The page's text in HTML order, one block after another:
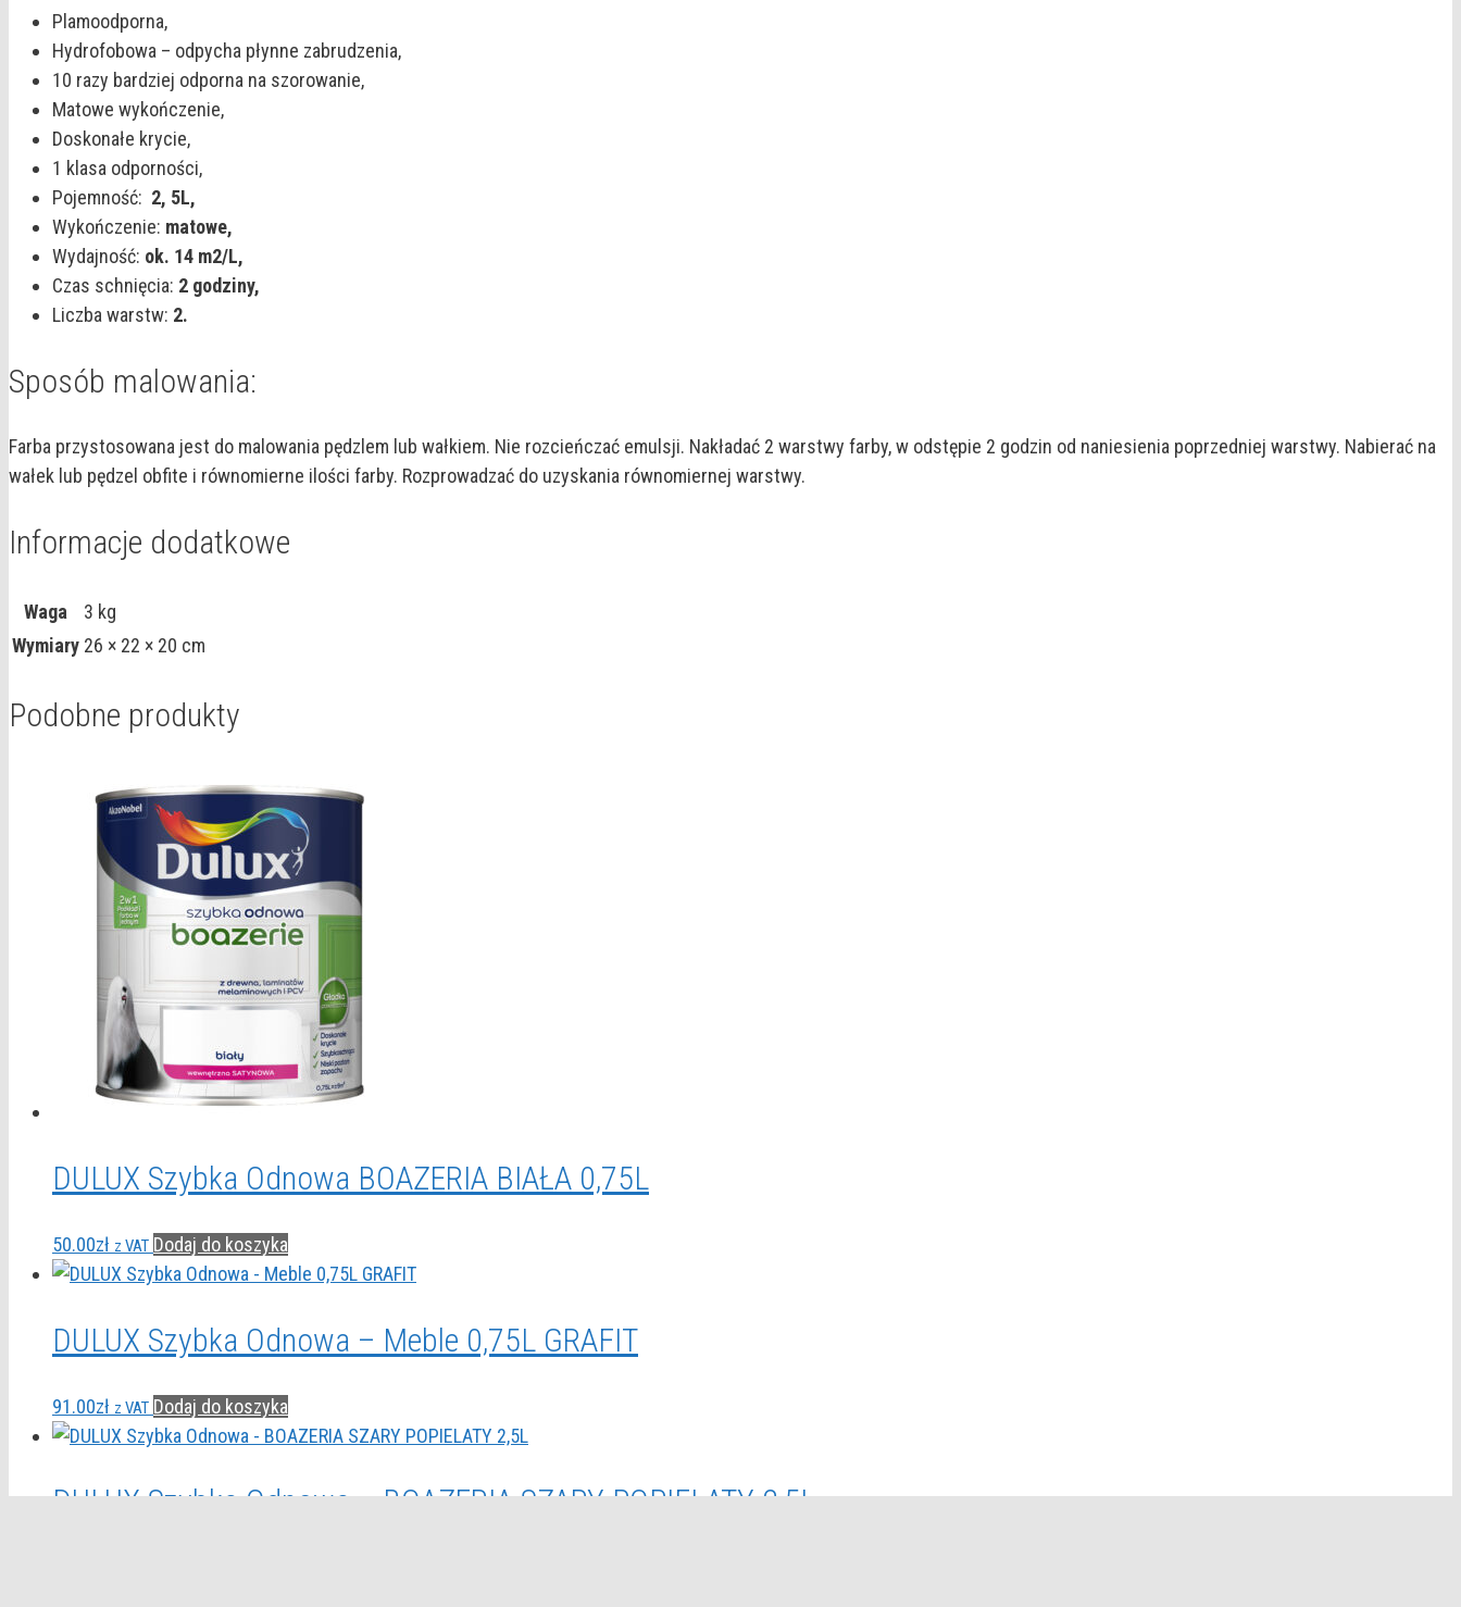
Plamoodporna,
Hydrofobowa – odpycha płynne zabrudzenia,
10 razy bardziej odporna na szorowanie,
Matowe wykończenie,
Doskonałe krycie,
1 klasa odporności,
Pojemność: 2, 5L,
Wykończenie: matowe,
Wydajność: ok. 14 m2/L,
Czas schnięcia: 2 godziny,
Liczba warstw: 2.
Sposób malowania:
Farba przystosowana jest do malowania pędzlem lub wałkiem. Nie rozcieńczać emulsji. Nakładać 2 warstwy farby, w odstępie 2 godzin od naniesienia poprzedniej warstwy. Nabierać na
wałek lub pędzel obfite i równomierne ilości farby. Rozprowadzać do uzyskania równomiernej warstwy.
Informacje dodatkowe
Waga
3 kg
Wymiary 26 × 22 × 20 cm
Podobne produkty
DULUX Szybka Odnowa BOAZERIA BIAŁA 0,75L
50.00zł z VAT Dodaj do koszyka
DULUX Szybka Odnowa – Meble 0,75L GRAFIT
91.00zł z VAT Dodaj do koszyka
DULUX Szybka Odnowa – BOAZERIA SZARY POPIELATY 2,5L